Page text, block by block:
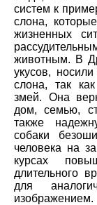
систем к
слона,
жизненных
животным. В
укусов,
слона, так
змей. Она
дом, семью,
также
собаки
человека на
курсах
длительного
для
изображением.